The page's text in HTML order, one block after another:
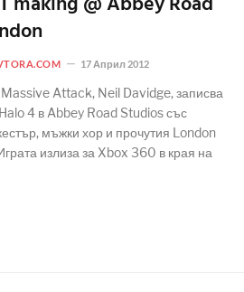
17 Април 2012
Attack, Neil Davidge, записва
4 в Abbey Road Studios със
мъжки хор и прочутия London
излиза за Xbox 360 в края на